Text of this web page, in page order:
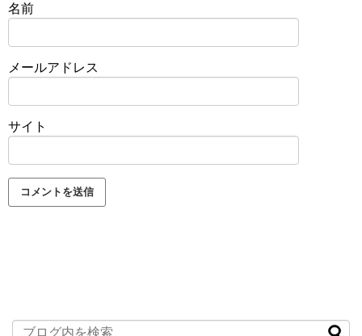
名前
メールアドレス
サイト